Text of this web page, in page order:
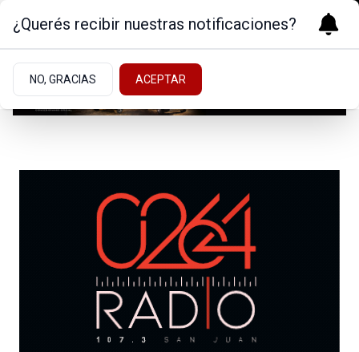
¿Querés recibir nuestras notificaciones?
NO, GRACIAS ACEPTAR